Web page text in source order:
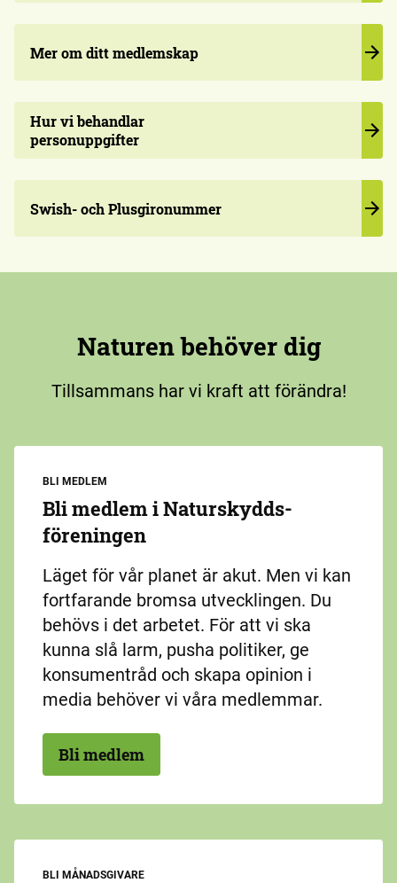
Mer om ditt medlemskap
Hur vi behandlar
personuppgifter
Swish- och Plusgironummer
Naturen behöver dig
Tillsammans har vi kraft att förändra!
BLI MEDLEM
Bli medlem i Naturskydds­
föreningen
Läget för vår planet är akut. Men vi kan
fortfarande bromsa utvecklingen. Du
behövs i det arbetet. För att vi ska
kunna slå larm, pusha politiker, ge
konsumentråd och skapa opinion i
media behöver vi våra medlemmar.
Bli medlem
BLI MÅNADSGIVARE